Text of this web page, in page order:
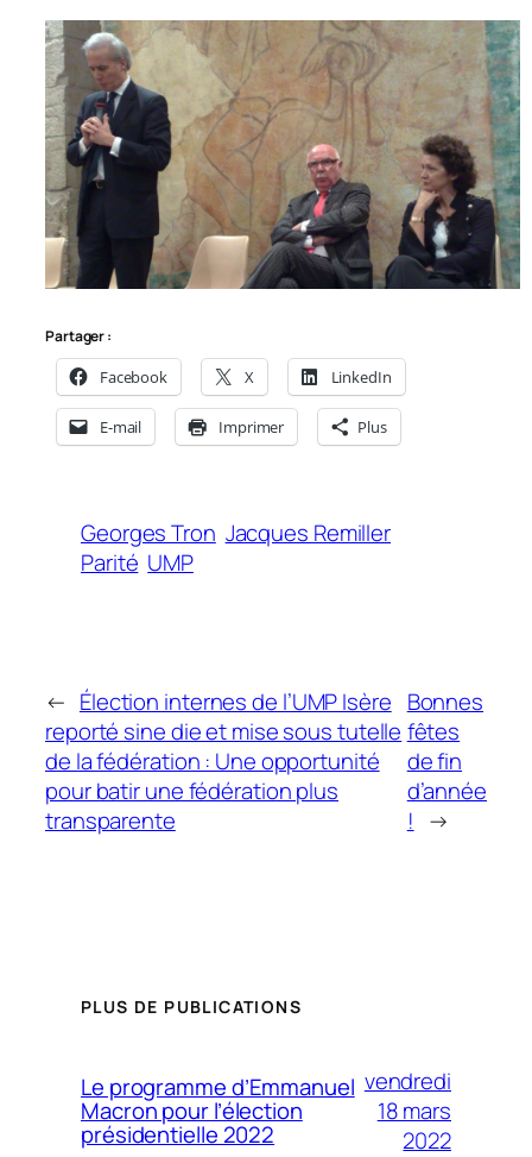
Partager :
Facebook X LinkedIn
E-mail Imprimer Plus
Georges Tron Jacques Remiller
Parité UMP
← Élection internes de l’UMP Isère
reporté sine die et mise sous tutelle
de la fédération : Une opportunité
pour batir une fédération plus
transparente
Bonnes
fêtes
de fin
d’année
! →
PLUS DE PUBLICATIONS
Le programme d’Emmanuel
Macron pour l’élection
présidentielle 2022
vendredi
18 mars
2022